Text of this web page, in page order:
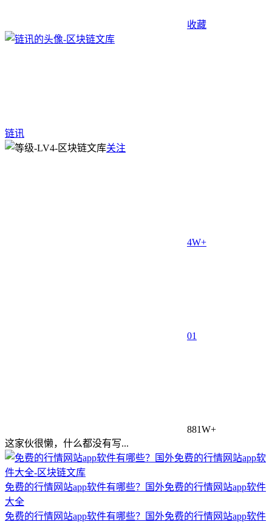
收藏
链讯
关注
4W+
01
881W+
这家伙很懒，什么都没有写...
免费的行情网站app软件有哪些？国外免费的行情网站app软件
大全
免费的行情网站app软件有哪些？国外免费的行情网站app软件